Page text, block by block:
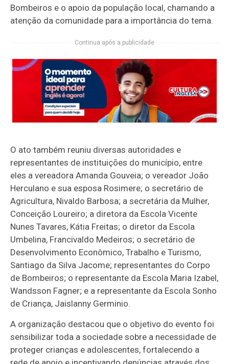
Bombeiros e o apoio da população local, chamando a
atenção da comunidade para a importância do tema.
Continua após a publicidade
O ato também reuniu diversas autoridades e
representantes de instituições do município, entre
eles a vereadora Amanda Gouveia; o vereador João
Herculano e sua esposa Rosimere; o secretário de
Agricultura, Nivaldo Barbosa; a secretária da Mulher,
Conceição Loureiro; a diretora da Escola Vicente
Nunes Tavares, Kátia Freitas; o diretor da Escola
Umbelina, Francivaldo Medeiros; o secretário de
Desenvolvimento Econômico, Trabalho e Turismo,
Santiago da Silva Jacome; representantes do Corpo
de Bombeiros; o representante da Escola Maria Izabel,
Wandsson Fagner; e a representante da Escola Sonho
de Criança, Jaislanny Germinio.
A organização destacou que o objetivo do evento foi
sensibilizar toda a sociedade sobre a necessidade de
proteger crianças e adolescentes, fortalecendo a